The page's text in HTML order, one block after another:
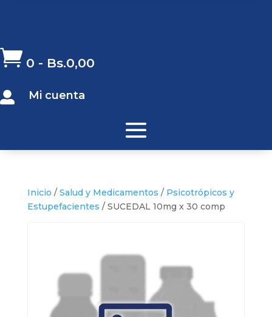
 0 - Bs.0,00
 Mi cuenta
Inicio / Salud y Medicamentos / Psicotrópicos y
Estupefacientes / SUCEDAL 10mg x 30 comp